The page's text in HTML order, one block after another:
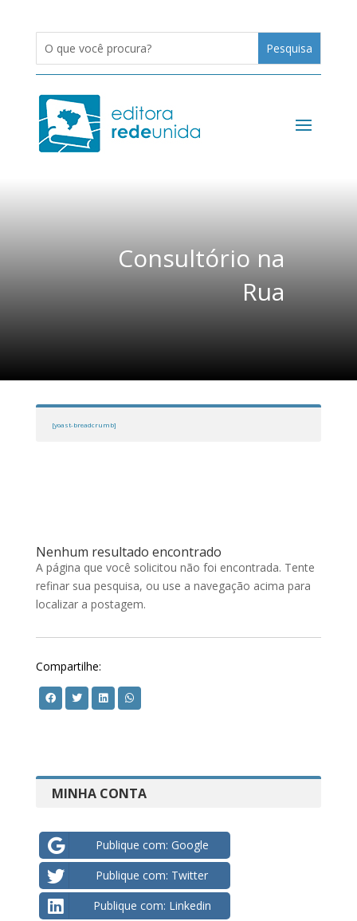
Consultório na
Rua
[yoast-breadcrumb]
Nenhum resultado encontrado
A página que você solicitou não foi encontrada. Tente
refinar sua pesquisa, ou use a navegação acima para
localizar a postagem.
Compartilhe:
MINHA CONTA
Publique com: Google
Publique com: Twitter
Publique com: Linkedin